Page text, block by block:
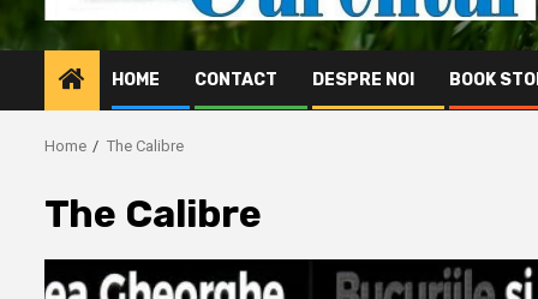
HOME CONTACT DESPRE NOI BOOK
Home The Calibre
The Calibre